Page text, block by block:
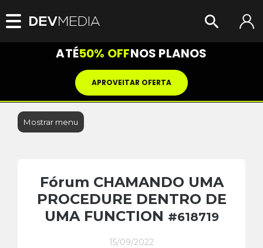
ATÉ50% OFFNOS PLANOS
APROVEITAR OFERTA
Mostrar menu
Fórum CHAMANDO UMA
PROCEDURE DENTRO DE
UMA FUNCTION #618719
15/09/2022